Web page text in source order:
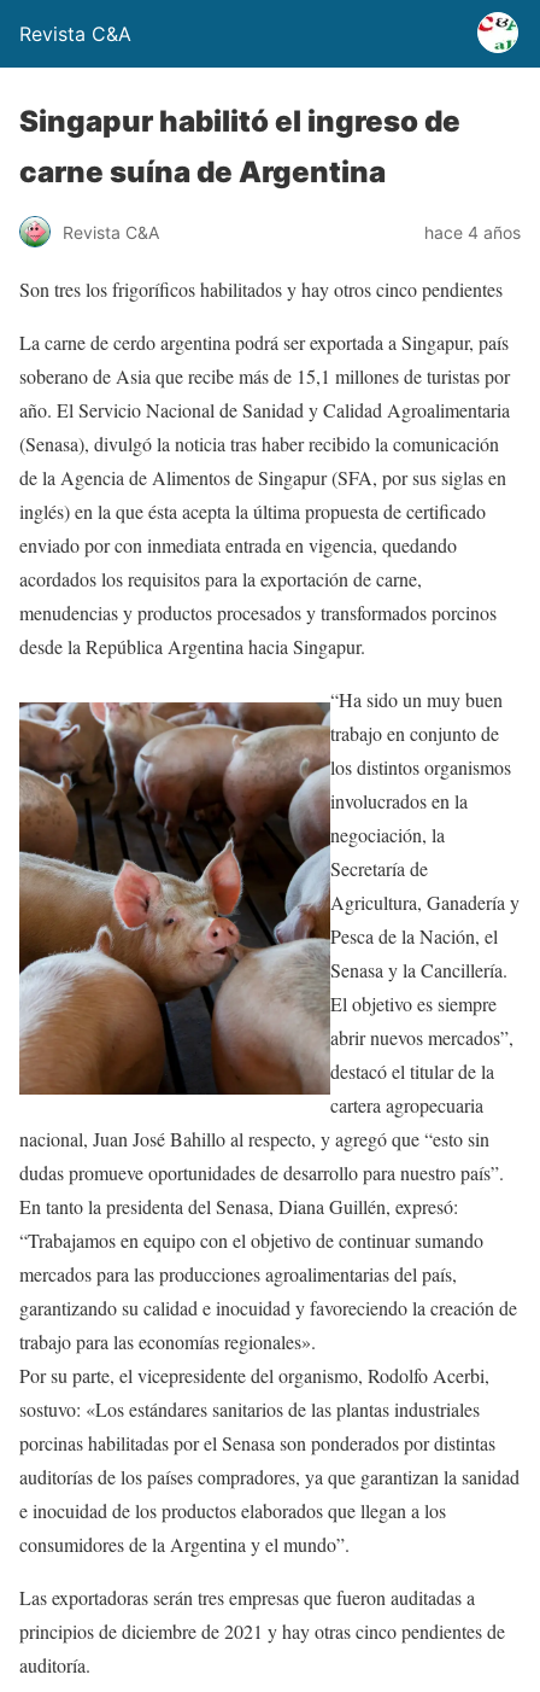
Revista C&A
Singapur habilitó el ingreso de
carne suína de Argentina
Revista C&A hace 4 años
Son tres los frigoríficos habilitados y hay otros cinco pendientes
La carne de cerdo argentina podrá ser exportada a Singapur, país
soberano de Asia que recibe más de 15,1 millones de turistas por
año. El Servicio Nacional de Sanidad y Calidad Agroalimentaria
(Senasa), divulgó la noticia tras haber recibido la comunicación
de la Agencia de Alimentos de Singapur (SFA, por sus siglas en
inglés) en la que ésta acepta la última propuesta de certificado
enviado por con inmediata entrada en vigencia, quedando
acordados los requisitos para la exportación de carne,
menudencias y productos procesados y transformados porcinos
desde la República Argentina hacia Singapur.
“Ha sido un muy buen
trabajo en conjunto de
los distintos organismos
involucrados en la
negociación, la
Secretaría de
Agricultura, Ganadería y
Pesca de la Nación, el
Senasa y la Cancillería.
El objetivo es siempre
abrir nuevos mercados”,
destacó el titular de la
cartera agropecuaria
nacional, Juan José Bahillo al respecto, y agregó que “esto sin
dudas promueve oportunidades de desarrollo para nuestro país”.
En tanto la presidenta del Senasa, Diana Guillén, expresó:
“Trabajamos en equipo con el objetivo de continuar sumando
mercados para las producciones agroalimentarias del país,
garantizando su calidad e inocuidad y favoreciendo la creación de
trabajo para las economías regionales».
Por su parte, el vicepresidente del organismo, Rodolfo Acerbi,
sostuvo: «Los estándares sanitarios de las plantas industriales
porcinas habilitadas por el Senasa son ponderados por distintas
auditorías de los países compradores, ya que garantizan la sanidad
e inocuidad de los productos elaborados que llegan a los
consumidores de la Argentina y el mundo”.
Las exportadoras serán tres empresas que fueron auditadas a
principios de diciembre de 2021 y hay otras cinco pendientes de
auditoría.